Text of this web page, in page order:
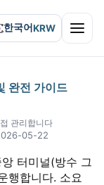
한국어KRW Open
완전 가이드
관리합니다
05-22
터미널(방수 그
행합니다. 소요